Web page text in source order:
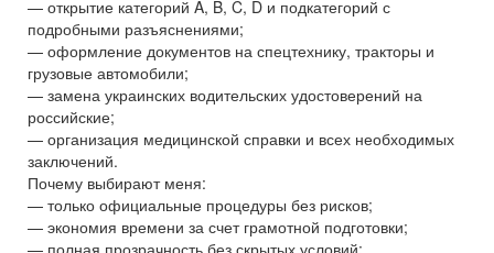
— открытие категорий A, B, C, D и подкатегорий с
подробными разъяснениями;
— оформление документов на спецтехнику, тракторы и
грузовые автомобили;
— замена украинских водительских удостоверений на
российские;
— организация медицинской справки и всех необходимых
заключений.
Почему выбирают меня:
— только официальные процедуры без рисков;
— экономия времени за счет грамотной подготовки;
— полная прозрачность без скрытых условий;